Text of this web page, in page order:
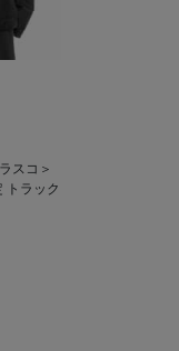
スコ＞
ラック